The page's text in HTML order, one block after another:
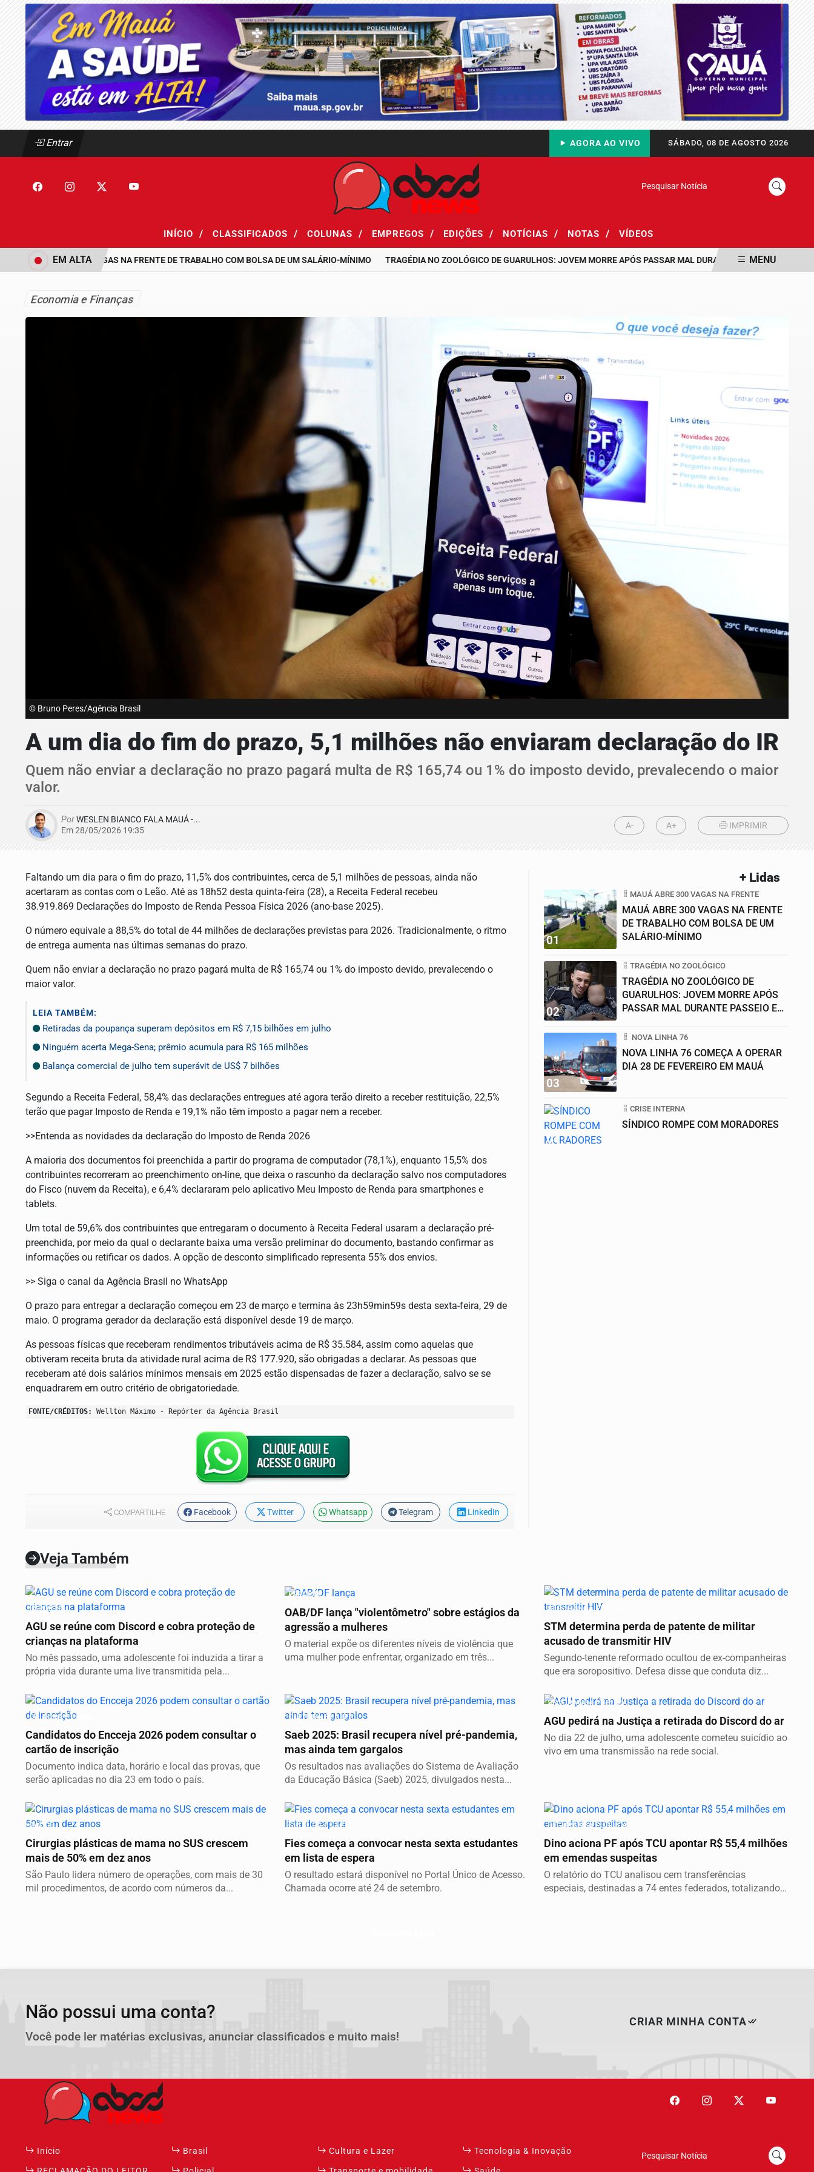
Entrar SÁBADO, 08 DE AGOSTO 2026
AGORA AO VIVO
Pesquisar Notícia
INÍCIO / CLASSIFICADOS / COLUNAS / EMPREGOS / EDIÇÕES / NOTÍCIAS / NOTAS / VÍDEOS
MAUÁ ABRE 300 VAGAS NA FRENTE DE TRABALHO COM BOLSA DE UM SALÁRIO-MÍNIMO TRAGÉDIA NO ZOOLÓGICO DE GUARULHOS: JOVEM MORRE APÓS PASSAR MAL DURANTE PASSEIO EM FAMÍLIA
EM ALTA MENU
Economia e Finanças
© Bruno Peres/Agência Brasil
A um dia do fim do prazo, 5,1 milhões não enviaram declaração do IR
Quem não enviar a declaração no prazo pagará multa de R$ 165,74 ou 1% do imposto devido, prevalecendo o maior
valor.
PorWESLEN BIANCO FALA MAUÁ -...
Em 28/05/2026 19:35
A- A+ IMPRIMIR
Faltando um dia para o fim do prazo, 11,5% dos contribuintes, cerca de 5,1 milhões de pessoas, ainda não
acertaram as contas com o Leão. Até as 18h52 desta quinta-feira (28), a Receita Federal recebeu
38.919.869 Declarações do Imposto de Renda Pessoa Física 2026 (ano-base 2025).
O número equivale a 88,5% do total de 44 milhões de declarações previstas para 2026. Tradicionalmente, o ritmo
de entrega aumenta nas últimas semanas do prazo.
Quem não enviar a declaração no prazo pagará multa de R$ 165,74 ou 1% do imposto devido, prevalecendo o
maior valor.
LEIA TAMBÉM:
Retiradas da poupança superam depósitos em R$ 7,15 bilhões em julho
Ninguém acerta Mega-Sena; prêmio acumula para R$ 165 milhões
Balança comercial de julho tem superávit de US$ 7 bilhões
Segundo a Receita Federal, 58,4% das declarações entregues até agora terão direito a receber restituição, 22,5%
terão que pagar Imposto de Renda e 19,1% não têm imposto a pagar nem a receber.
>>Entenda as novidades da declaração do Imposto de Renda 2026
A maioria dos documentos foi preenchida a partir do programa de computador (78,1%), enquanto 15,5% dos
contribuintes recorreram ao preenchimento on-line, que deixa o rascunho da declaração salvo nos computadores
do Fisco (nuvem da Receita), e 6,4% declararam pelo aplicativo Meu Imposto de Renda para smartphones e
tablets.
Um total de 59,6% dos contribuintes que entregaram o documento à Receita Federal usaram a declaração pré-
preenchida, por meio da qual o declarante baixa uma versão preliminar do documento, bastando confirmar as
informações ou retificar os dados. A opção de desconto simplificado representa 55% dos envios.
>> Siga o canal da Agência Brasil no WhatsApp
O prazo para entregar a declaração começou em 23 de março e termina às 23h59min59s desta sexta-feira, 29 de
maio. O programa gerador da declaração está disponível desde 19 de março.
As pessoas físicas que receberam rendimentos tributáveis acima de R$ 35.584, assim como aquelas que
obtiveram receita bruta da atividade rural acima de R$ 177.920, são obrigadas a declarar. As pessoas que
receberam até dois salários mínimos mensais em 2025 estão dispensadas de fazer a declaração, salvo se se
enquadrarem em outro critério de obrigatoriedade.
FONTE/CRÉDITOS: Wellton Máximo - Repórter da Agência Brasil
COMPARTILHE Facebook Twitter Whatsapp Telegram LinkedIn
+ Lidas
01
MAUÁ ABRE 300 VAGAS NA FRENTE
MAUÁ ABRE 300 VAGAS NA FRENTE
DE TRABALHO COM BOLSA DE UM
SALÁRIO-MÍNIMO
02
TRAGÉDIA NO ZOOLÓGICO
TRAGÉDIA NO ZOOLÓGICO DE
GUARULHOS: JOVEM MORRE APÓS
PASSAR MAL DURANTE PASSEIO EM
03
NOVA LINHA 76
NOVA LINHA 76 COMEÇA A OPERAR
DIA 28 DE FEVEREIRO EM MAUÁ
04
CRISE INTERNA
SÍNDICO ROMPE COM MORADORES
Veja Também
ESPORTE
AGU se reúne com Discord e cobra proteção de
crianças na plataforma
No mês passado, uma adolescente foi induzida a tirar a
própria vida durante uma live transmitida pela...
ESPORTE
OAB/DF lança "violentômetro" sobre estágios da
agressão a mulheres
O material expõe os diferentes níveis de violência que
uma mulher pode enfrentar, organizado em três...
SEGURANÇA PÚBLICA
STM determina perda de patente de militar
acusado de transmitir HIV
Segundo-tenente reformado ocultou de ex-companheiras
que era soropositivo. Defesa disse que conduta diz...
CULTURA E LAZER
Candidatos do Encceja 2026 podem consultar o
cartão de inscrição
Documento indica data, horário e local das provas, que
serão aplicadas no dia 23 em todo o país.
CULTURA E LAZER
Saeb 2025: Brasil recupera nível pré-pandemia,
mas ainda tem gargalos
Os resultados nas avaliações do Sistema de Avaliação
da Educação Básica (Saeb) 2025, divulgados nesta...
SEGURANÇA PÚBLICA
AGU pedirá na Justiça a retirada do Discord do ar
No dia 22 de julho, uma adolescente cometeu suicídio ao
vivo em uma transmissão na rede social.
SAÚDE
Cirurgias plásticas de mama no SUS crescem
mais de 50% em dez anos
São Paulo lidera número de operações, com mais de 30
mil procedimentos, de acordo com números da...
CULTURA E LAZER
Fies começa a convocar nesta sexta estudantes
em lista de espera
O resultado estará disponível no Portal Único de Acesso.
Chamada ocorre até 24 de setembro.
SEGURANÇA PÚBLICA
Dino aciona PF após TCU apontar R$ 55,4 milhões
em emendas suspeitas
O relatório do TCU analisou cem transferências
especiais, destinadas a 74 entes federados, totalizando
Não possui uma conta?
Você pode ler matérias exclusivas, anunciar classificados e muito mais!
CRIAR MINHA CONTA
Início Brasil Cultura e Lazer
Tecnologia & Inovação
Pesquisar Notícia